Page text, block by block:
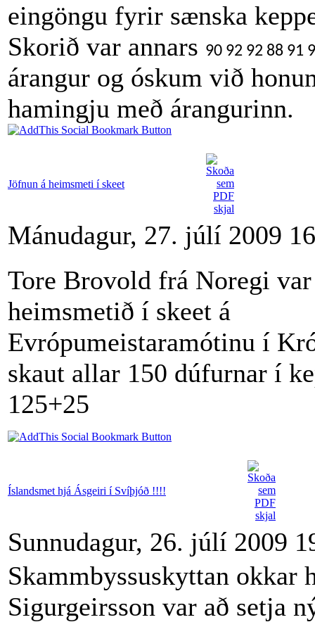
eingöngu fyrir sænska
Skorið var annars 90 92 92 88 91
árangur og óskum við
hamingju með árangurinn.
Jöfnun á heimsmeti í skeet
Mánudagur, 27. júlí 2009
Tore Brovold frá Noregi
heimsmetið í skeet á
Evrópumeistaramótinu í
skaut allar 150 dúfurnar í
125+25
Íslandsmet hjá Ásgeiri í Svíþjóð !!!!
Sunnudagur, 26. júlí 2009
Skammbyssuskyttan okkar
Sigurgeirsson var að setja